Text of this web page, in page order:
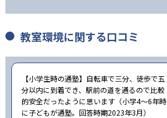
教室環境に関する口コミ
【小学生時の通塾】自転車で三分、徒歩で五
分以内に到着でき、駅前の道を通るので比較
的安全だったように思います（小学4〜6年時
に子どもが通塾。回答時期2023年3月）